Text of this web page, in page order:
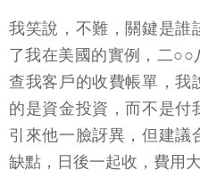
我笑說，不難，關鍵是誰
了我在美國的實例，二○○
查我客戶的收費帳單，我
的是資金投資，而不是付
引來他一臉訝異，但建議
缺點，日後一起收，費用大